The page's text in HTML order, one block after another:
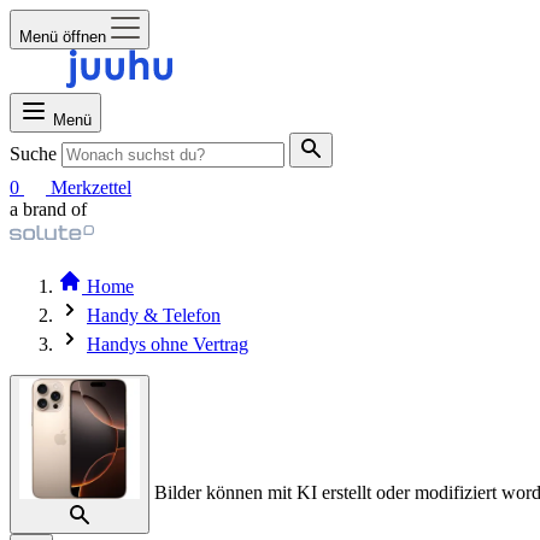
Menü öffnen
Menü
Suche
0
Merkzettel
a brand of
Home
Handy & Telefon
Handys ohne Vertrag
Bilder können mit KI erstellt oder modifiziert